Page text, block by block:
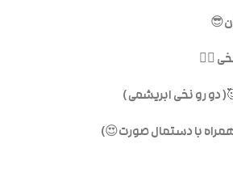
👌🏻
دو رو نخی ابریشمی )
با دستمال صورت😍)